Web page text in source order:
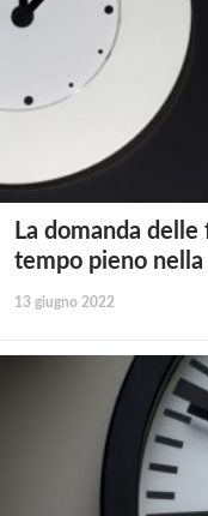
La domanda
tempo pieno nella
13 giugno 2022